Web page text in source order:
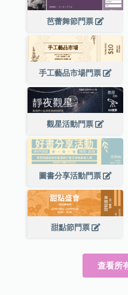
芭蕾舞節門票
手工藝品市場門票
觀星活動門票
圖書分享活動門票
甜點節門票
查看所